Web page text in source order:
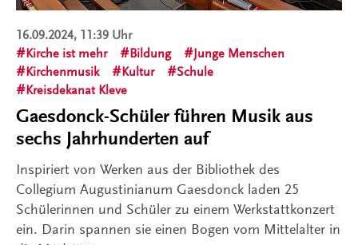
16.09.2024, 11:39 Uhr
Kirche ist mehr
Bildung
Junge Menschen
Kirchenmusik
Kultur
Schule
Kreisdekanat Kleve
Gaesdonck-Schüler führen Musik aus
sechs Jahrhunderten auf
Inspiriert von Werken aus der Bibliothek des
Collegium Augustinianum Gaesdonck laden 25
Schülerinnen und Schüler zu einem Werkstattkonzert
ein. Darin spannen sie einen Bogen vom Mittelalter in